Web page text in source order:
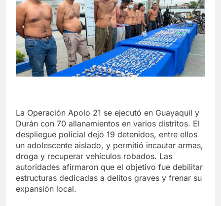
La Operación Apolo 21 se ejecutó en Guayaquil y
Durán con 70 allanamientos en varios distritos. El
despliegue policial dejó 19 detenidos, entre ellos
un adolescente aislado, y permitió incautar armas,
droga y recuperar vehículos robados. Las
autoridades afirmaron que el objetivo fue debilitar
estructuras dedicadas a delitos graves y frenar su
expansión local.